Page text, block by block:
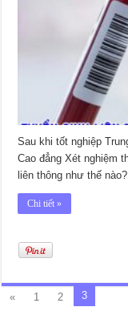
Sau khi tốt nghiệp
Cao đẳng Xét nghiệm
liên thông như thế nào?
Chi tiết »
« 1 2 3